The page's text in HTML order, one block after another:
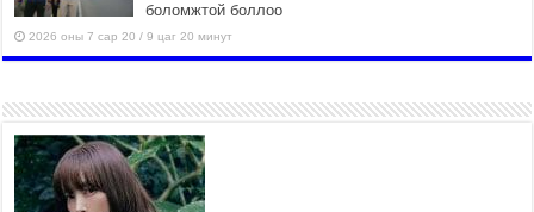
боломжтой боллоо
2026 оны 7 сар 20 / 9 цаг 20 минут
шугам хоолойн ажил 80
хувьтай үргэлжилж байна
2026 оны 7 сар 20 / 9 цаг 14 минут
Усархаг аадар бороо орж